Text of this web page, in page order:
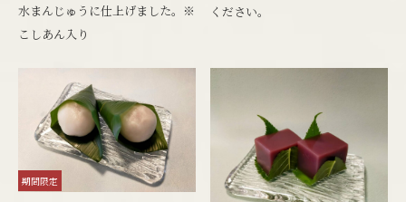
水まんじゅうに仕上げました。※
こしあん入り
ください。
期間限定